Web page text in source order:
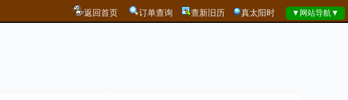
返回首页 订单查询 查新旧历 真太阳时